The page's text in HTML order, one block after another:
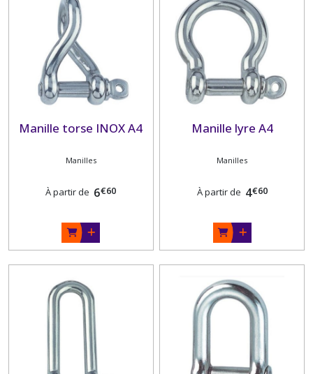
Manille torse INOX A4
Manilles
À partir de 6€60
Manille lyre A4
Manilles
À partir de 4€60
SERRURES
FERMETURES
MANILLES
TRAPPES
OUVERTURE
RIDOIRS
WINCHS